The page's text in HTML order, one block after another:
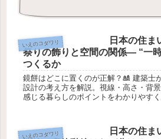
いえのコダワリ
日本の住ま
祭りの飾りと空間の関係― “一
つくるか
鏡餅はどこに置くのが正解？🎎 建築士
設計の考え方を解説。視線・高さ・背
感じる暮らしのポイントをわかりやす
いえのコダワリ
日本の住ま